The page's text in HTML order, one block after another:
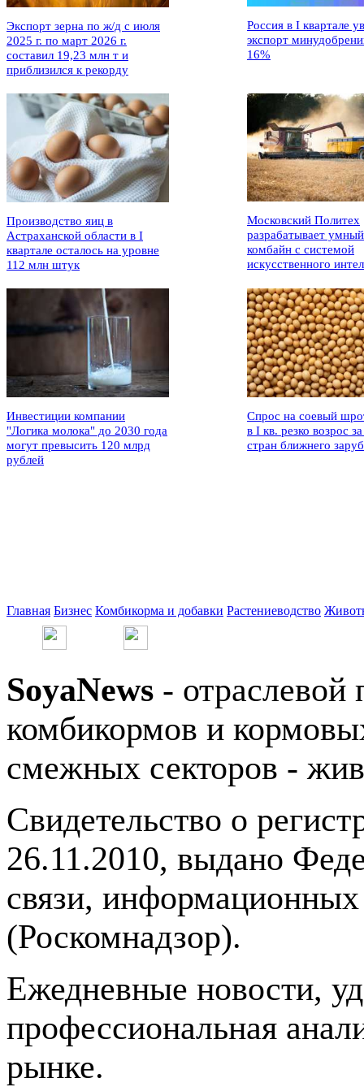
Экспорт зерна по ж/д с июля
2025 г. по март 2026 г.
составил 19,23 млн т и
приблизился к рекорду
Россия в I квартале
экспорт
16%
Производство яиц в
Астраханской области в I
квартале осталось на уровне
112 млн штук
Московский Политех
разрабатывает умный
комбайн с системой
искусственного
Инвестиции компании
"Логика молока" до 2030 года
могут превысить 120 млрд
рублей
Спрос на соевый
в I кв. резко возрос
стран ближнего
Главная Бизнес Комбикорма и добавки Растениеводство
SoyaNews - отраслевой
комбикормов и
смежных секторов -
Свидетельство о
26.11.2010, выдано
связи,
(Роскомнадзор).
Ежедневные новости,
профессиональная
рынке.